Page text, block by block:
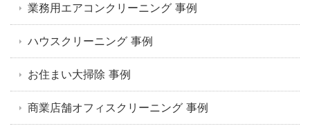
業務用エアコンクリーニング 事例
ハウスクリーニング 事例
お住まい大掃除 事例
商業店舗オフィスクリーニング 事例